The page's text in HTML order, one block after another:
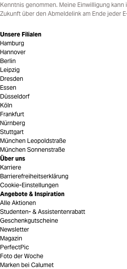
Kenntnis genommen. Meine Einwilligung
Zukunft über den Abmeldelink am Ende jeder
Unsere Filialen
Hamburg
Hannover
Berlin
Leipzig
Dresden
Essen
Düsseldorf
Köln
Frankfurt
Nürnberg
Stuttgart
München Leopoldstraße
München Sonnenstraße
Über uns
Karriere
Barrierefreiheitserklärung
Cookie-Einstellungen
Angebote & Inspiration
Alle Aktionen
Studenten- & Assistentenrabatt
Geschenkgutscheine
Newsletter
Magazin
PerfectPic
Foto der Woche
Marken bei Calumet